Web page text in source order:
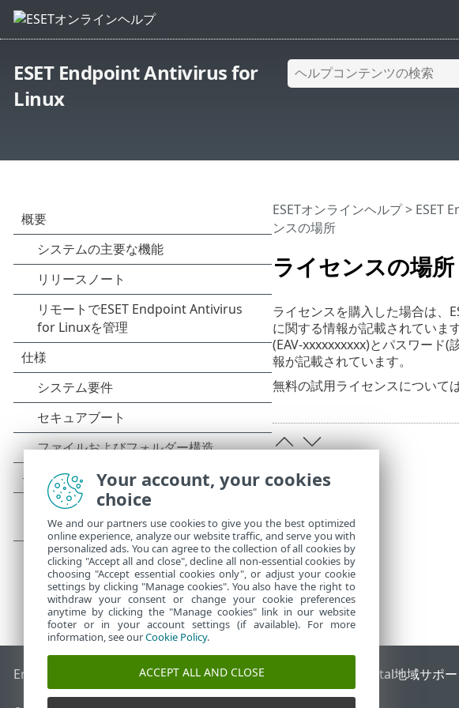
ESET Endpoint Antivirus for
Linux
ライセンスの場所
ESETオンラインヘルプ> ESET
ンスの場所
ライセンスを購入した場合は、
に関する情報が記載されていま
(EAV-xxxxxxxxxx)とパスワード
報が記載されています。
無料の試用ライセンスについて
End of Life ESETナレッジベースESETフォーラム ESET Status Portal地域サポー
Your account, your cookies
choice
We and our partners use cookies to give you the best optimized
online experience, analyze our website traffic, and serve you with
personalized ads. You can agree to the collection of all cookies by
clicking "Accept all and close", decline all non-essential cookies by
choosing "Accept essential cookies only", or adjust your cookie
settings by clicking "Manage cookies". You also have the right to
withdraw your consent or change your cookie preferences
anytime by clicking the "Manage cookies" link in our website
footer or in your account settings (if available). For more
information, see ourCookie Policy.
ACCEPT ALL AND CLOSE